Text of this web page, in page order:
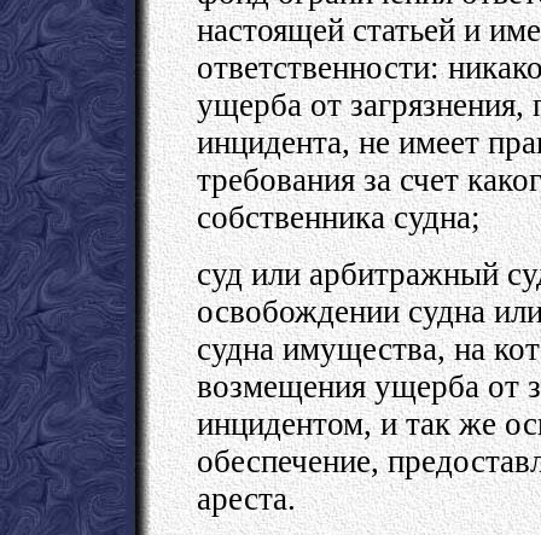
настоящей статьей и
ответственности:
ущерба от загрязнения,
инцидента, не имеет
требования за счет
собственника судна;
суд или арбитражный
освобождении судна
судна имущества, на
возмещения ущерба от
инцидентом, и так же
обеспечение,
ареста.